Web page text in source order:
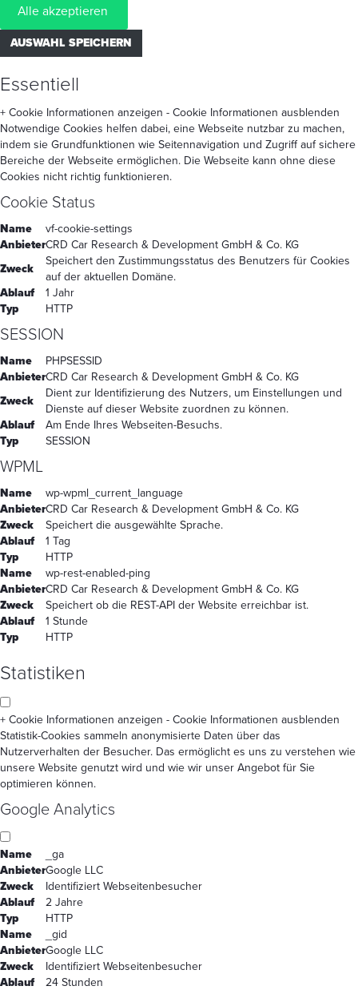
Alle akzeptieren
AUSWAHL SPEICHERN
Essentiell
+ Cookie Informationen anzeigen - Cookie Informationen ausblenden
Notwendige Cookies helfen dabei, eine Webseite nutzbar zu machen,
indem sie Grundfunktionen wie Seitennavigation und Zugriff auf sichere
Bereiche der Webseite ermöglichen. Die Webseite kann ohne diese
Cookies nicht richtig funktionieren.
Cookie Status
Name
vf-cookie-settings
AnbieterCRD Car Research & Development GmbH & Co. KG
Zweck
Speichert den Zustimmungsstatus des Benutzers für Cookies
auf der aktuellen Domäne.
Ablauf
1 Jahr
Typ
HTTP
SESSION
Name
PHPSESSID
AnbieterCRD Car Research & Development GmbH & Co. KG
Zweck
Dient zur Identifizierung des Nutzers, um Einstellungen und
Dienste auf dieser Website zuordnen zu können.
Ablauf
Am Ende Ihres Webseiten-Besuchs.
Typ
SESSION
WPML
Name
wp-wpml_current_language
AnbieterCRD Car Research & Development GmbH & Co. KG
Zweck
Speichert die ausgewählte Sprache.
Ablauf
1 Tag
Typ
HTTP
Name
wp-rest-enabled-ping
AnbieterCRD Car Research & Development GmbH & Co. KG
Zweck
Speichert ob die REST-API der Website erreichbar ist.
Ablauf
1 Stunde
Typ
HTTP
Statistiken
+ Cookie Informationen anzeigen - Cookie Informationen ausblenden
Statistik-Cookies sammeln anonymisierte Daten über das
Nutzerverhalten der Besucher. Das ermöglicht es uns zu verstehen wie
unsere Website genutzt wird und wie wir unser Angebot für Sie
optimieren können.
Google Analytics
Name
_ga
AnbieterGoogle LLC
Zweck
Identifiziert Webseitenbesucher
Ablauf
2 Jahre
Typ
HTTP
Name
_gid
AnbieterGoogle LLC
Zweck
Identifiziert Webseitenbesucher
Ablauf
24 Stunden